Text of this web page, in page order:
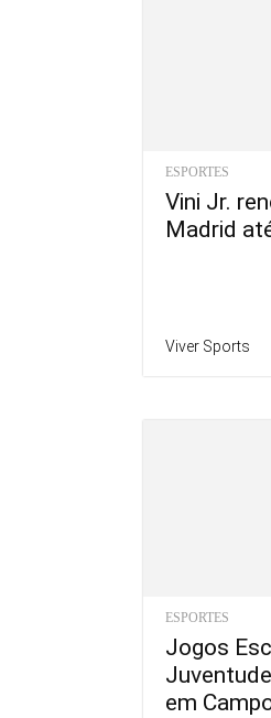
ESPORTES
Vini Jr.
Madrid
Viver Sports
ESPORTES
Jogos
em